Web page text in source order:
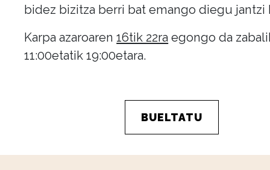
bidez bizitza berri bat emango diegu jantzi
Karpa azaroaren16tik 22ra egongo da
11:00etatik 19:00etara.
BUELTATU